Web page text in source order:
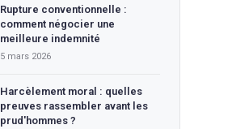
Rupture conventionnelle :
comment négocier une
meilleure indemnité
5 mars 2026
Harcèlement moral : quelles
preuves rassembler avant les
prud'hommes ?